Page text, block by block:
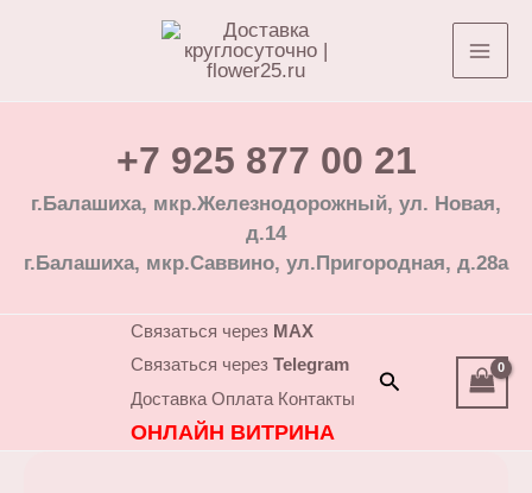
+7 925 877 00 21
г.Балашиха, мкр.Железнодорожный, ул. Новая,
д.14
г.Балашиха, мкр.Саввино, ул.Пригородная, д.28а
Связаться через MAX
Связаться черезTelegram
Доставка Оплата Контакты
ОНЛАЙН ВИТРИНА
Поиск